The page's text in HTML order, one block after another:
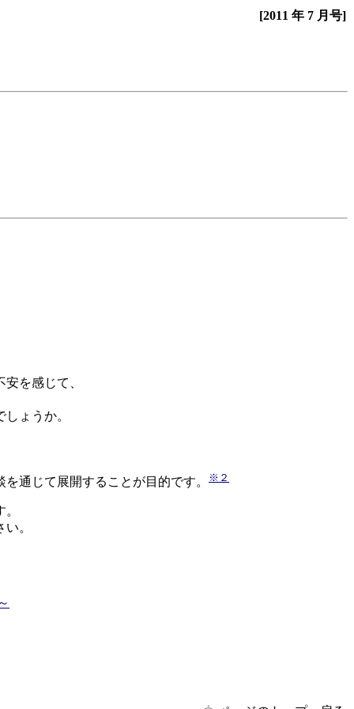
[2011 年 7 月号]
を感じて、
ょうか。
通じて展開することが目的です。
※２
。